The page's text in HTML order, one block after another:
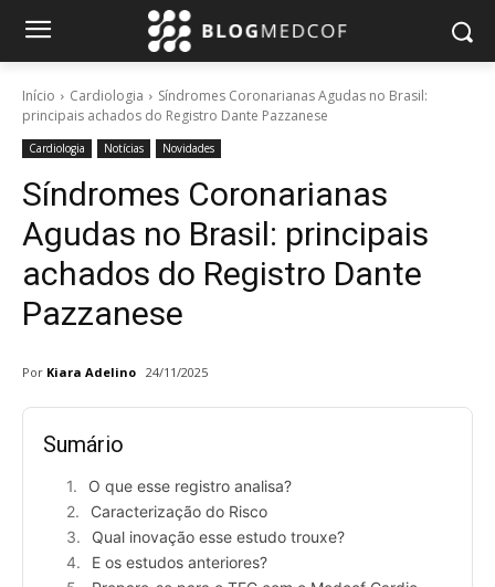
Início Cardiologia
Síndromes Coronarianas Agudas no Brasil:
principais achados do Registro Dante Pazzanese
Cardiologia Notícias Novidades
Síndromes Coronarianas
Agudas no Brasil: principais
achados do Registro Dante
Pazzanese
Por Kiara Adelino 24/11/2025
Sumário
O que esse registro analisa?
Caracterização do Risco
Qual inovação esse estudo trouxe?
E os estudos anteriores?